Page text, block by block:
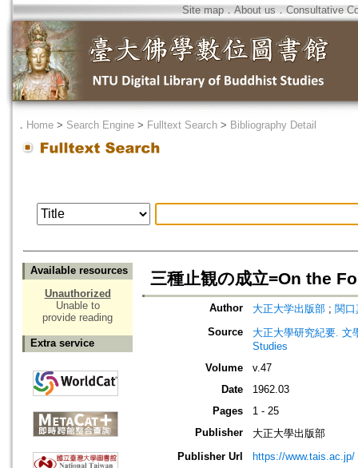
Site map．About us ． Consultative
． Home > Search Engine > Fulltext Search > Bibliography Detail
Available resources
Unauthorized
Unable to
provide reading
Extra service
三種止観の成立=On the
Author 大正大学出版部 ; 関
Source
大正大學研究紀要. 文
Studies
Volume
v.47
Date
1962.03
Pages
1 - 25
Publisher
大正大學出版部
Publisher Url
https://www.tais.ac.jp/